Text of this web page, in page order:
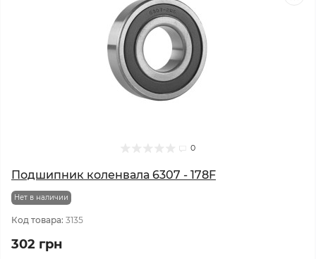
0
Подшипник коленвала 6307 - 178F
Нет в наличии
Код товара: 3135
302 грн